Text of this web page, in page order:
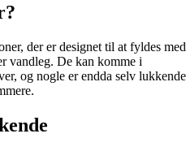
der er designet til at fyldes med
vandleg. De kan komme i
og nogle er endda selv lukkende